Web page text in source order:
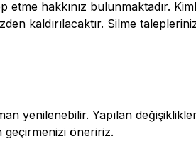
etme hakkınız bulunmaktadır.
kaldırılacaktır. Silme
yenilenebilir. Yapılan
geçirmenizi öneririz.